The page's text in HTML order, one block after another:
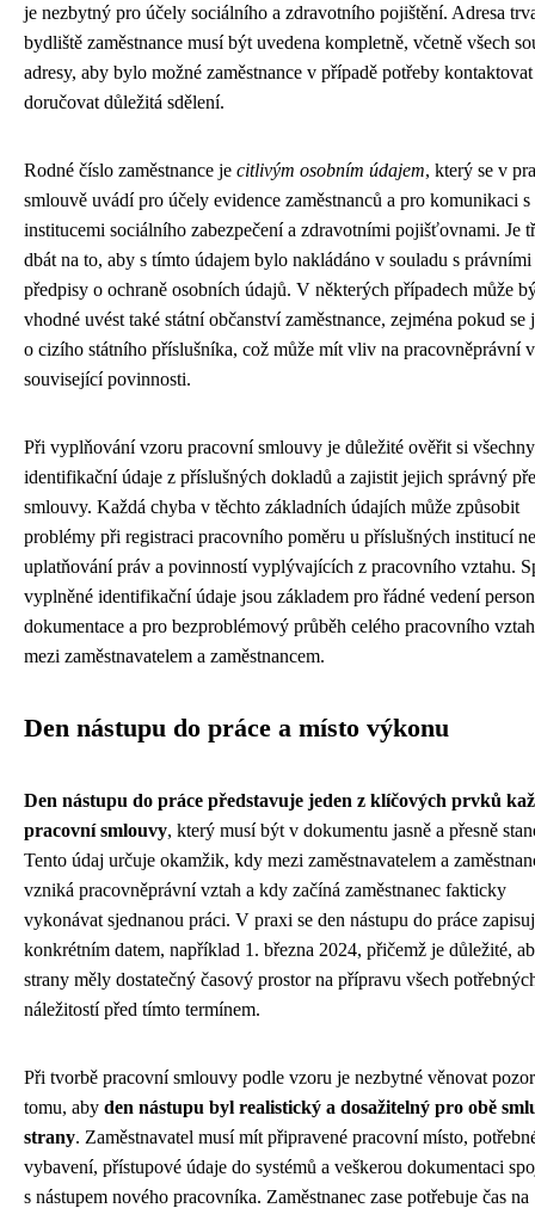
je nezbytný pro účely sociálního a zdravotního pojištění. Adresa
bydliště zaměstnance musí být uvedena kompletně, včetně všech
adresy, aby bylo možné zaměstnance v případě potřeby
doručovat důležitá sdělení.
Rodné číslo zaměstnance je citlivým osobním údajem, který se v
smlouvě uvádí pro účely evidence zaměstnanců a pro komunikaci s
institucemi sociálního zabezpečení a zdravotními pojišťovnami. Je
dbát na to, aby s tímto údajem bylo nakládáno v souladu s právními
předpisy o ochraně osobních údajů. V některých případech může
vhodné uvést také státní občanství zaměstnance, zejména pokud se
o cizího státního příslušníka, což může mít vliv na pracovněprávní
související povinnosti.
Při vyplňování vzoru pracovní smlouvy je důležité ověřit si všechny
identifikační údaje z příslušných dokladů a zajistit jejich správný
smlouvy. Každá chyba v těchto základních údajích může způsobit
problémy při registraci pracovního poměru u příslušných institucí
uplatňování práv a povinností vyplývajících z pracovního vztahu.
vyplněné identifikační údaje jsou základem pro řádné vedení
dokumentace a pro bezproblémový průběh celého pracovního
mezi zaměstnavatelem a zaměstnancem.
Den nástupu do práce a místo výkonu
Den nástupu do práce představuje jeden z klíčových prvků
pracovní smlouvy, který musí být v dokumentu jasně a přesně
Tento údaj určuje okamžik, kdy mezi zaměstnavatelem a
vzniká pracovněprávní vztah a kdy začíná zaměstnanec fakticky
vykonávat sjednanou práci. V praxi se den nástupu do práce
konkrétním datem, například 1. března 2024, přičemž je důležité,
strany měly dostatečný časový prostor na přípravu všech
náležitostí před tímto termínem.
Při tvorbě pracovní smlouvy podle vzoru je nezbytné věnovat
tomu, aby den nástupu byl realistický a dosažitelný pro obě
strany. Zaměstnavatel musí mít připravené pracovní místo,
vybavení, přístupové údaje do systémů a veškerou dokumentaci
s nástupem nového pracovníka. Zaměstnanec zase potřebuje čas na